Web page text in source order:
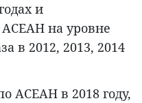
и
на уровне
в 2012, 2013, 2014
АСЕАН в 2018 году,